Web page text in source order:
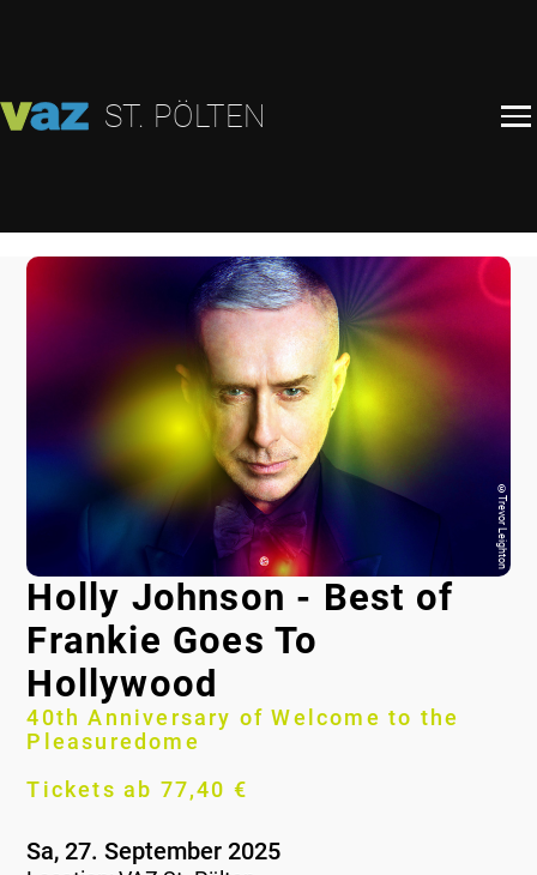
ST. PÖLTEN
Holly Johnson - Best of
Frankie Goes To
Hollywood
40th Anniversary of Welcome to the
Pleasuredome
Tickets ab 77,40 €
Sa, 27. September 2025
©
Trevor Leighton